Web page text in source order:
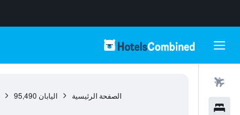
الصفحة الرئيسية اليابان 95,490